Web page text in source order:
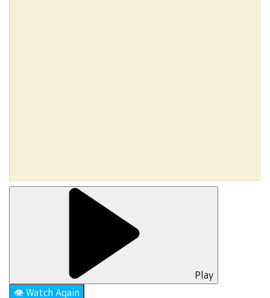
Play
👁Watch Again